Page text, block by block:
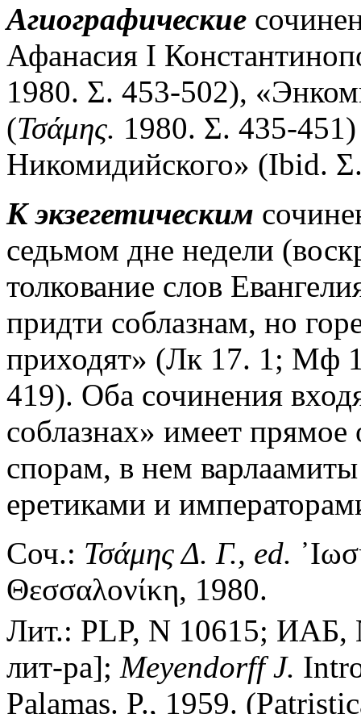
Агиографические
Афанасия I
1980. Σ. 453-502),
(Τσάμης. 1980. Σ. 435-
Никомидийского» (Ibid.
К экзегетическим
седьмом дне недели
толкование слов
придти соблазнам, но
приходят» (Лк 17. 1; Мф
419). Оба сочинения
соблазнах» имеет
спорам, в нем
еретиками и
Соч.: Τσάμης Δ. Γ., ed.
Θεσσαλονίκη, 1980.
Лит.: PLP, N 10615; ИАБ,
лит-ра]; Meyendorff J.
Palamas. P., 1959.